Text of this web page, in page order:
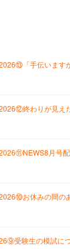
「手伝います
終わりが見え
月号
お休みの間の
受験生の模試に